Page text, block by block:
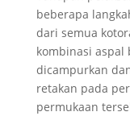
beberapa
dari semua
kombinasi
dicampurkan
retakan pada
permukaan